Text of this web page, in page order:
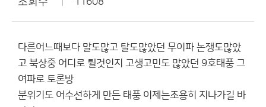
다른어느때보다 말도많고 탈도많았던 무이파 논쟁도많았
고 북상중 어디로 튈것인지 고생고민도 많았던 9호태풍 그
여파로 토론방
분위기도 어수선하게 만든 태풍 이제는조용히 지나가길 바